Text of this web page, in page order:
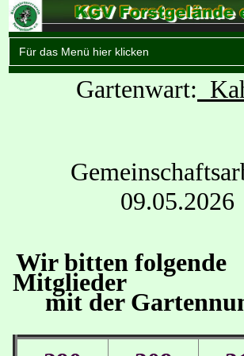
Gartenwart:
09.05.2026
Wir bitten folgende
Mitglieder
mit der